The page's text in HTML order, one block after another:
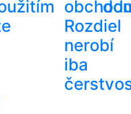
Rozdiel
nerobí
iba